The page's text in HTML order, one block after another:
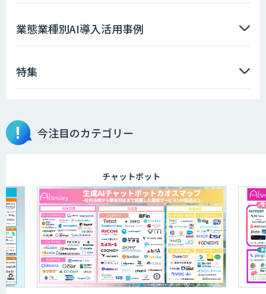
AIエージェント開発支援
AIエンジニアアカデミー（バイブコーデ
aiDAPTIV+
ELYZA Works with KDDI
JAPAN AI KNOWLEDGE
業態業種別AI導入活用事例
特集
今注目のカテゴリー
チャットボット